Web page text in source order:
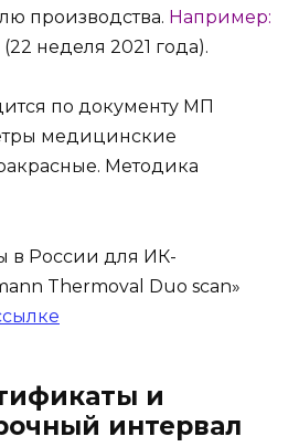
производства. Например:
неделя 2021 года).
по документу МП
медицинские
Методика
в России для ИК-
Thermoval Duo scan»
и
интервал